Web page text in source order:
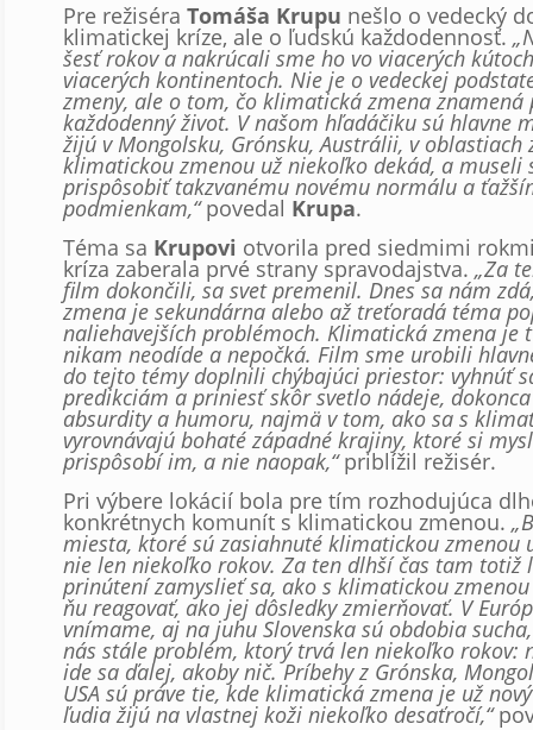
Pre režiséraTomáša Krupu nešlo o vedecký
klimatickej kríze, ale o ľudskú každodennosť.
šesť rokov a nakrúcali sme ho vo viacerých
viacerých kontinentoch. Nie je o vedeckej
zmeny, ale o tom, čo klimatická zmena znamená
každodenný život. V našom hľadáčiku sú hlavne
žijú v Mongolsku, Grónsku, Austrálii, v oblastiach
klimatickou zmenou už niekoľko dekád, a museli
prispôsobiť takzvanému novému normálu a
podmienkam,“povedal Krupa.
Téma sa Krupovi otvorila pred siedmimi
kríza zaberala prvé strany spravodajstva.„Za
film dokončili, sa svet premenil. Dnes sa nám
zmena je sekundárna alebo až treťoradá téma
naliehavejších problémoch. Klimatická zmena je
nikam neodíde a nepočká. Film sme urobili
do tejto témy doplnili chýbajúci priestor: vyhnúť
predikciám a priniesť skôr svetlo nádeje,
absurdity a humoru, najmä v tom, ako sa s
vyrovnávajú bohaté západné krajiny, ktoré si
prispôsobí im, a nie naopak,“priblížil režisér.
Pri výbere lokácií bola pre tím rozhodujúca
konkrétnych komunít s klimatickou zmenou.
miesta, ktoré sú zasiahnuté klimatickou zmenou
nie len niekoľko rokov. Za ten dlhší čas tam totiž
prinútení zamyslieť sa, ako s klimatickou
ňu reagovať, ako jej dôsledky zmierňovať. V
vnímame, aj na juhu Slovenska sú obdobia
nás stále problém, ktorý trvá len niekoľko rokov:
ide sa ďalej, akoby nič. Príbehy z Grónska,
USA sú práve tie, kde klimatická zmena je už
ľudia žijú na vlastnej koži niekoľko desaťročí,“